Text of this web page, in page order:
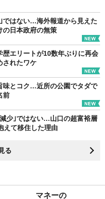
ではない…海外報道から見えた
の日本政府の無策
エリートが10数年ぶりに再会
されたワケ
味とコク…近所の公園でタダで
前
少｣ではない…山口の超富裕層
えて移住した理由
る
マネーの